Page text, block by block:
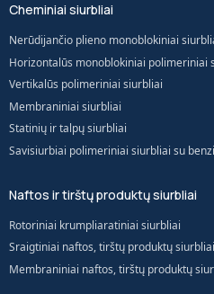
Cheminiai siurbliai
Nerūdijančio plieno monoblokiniai
Horizontalūs monoblokiniai polimeriniai
Vertikalūs polimeriniai siurbliai
Membraniniai siurbliai
Statinių ir talpų siurbliai
Savisiurbiai polimeriniai siurbliai su
Naftos ir tirštų produktų siurbliai
Rotoriniai krumpliaratiniai siurbliai
Sraigtiniai naftos, tirštų produktų siurbliai
Membraniniai naftos, tirštų produktų